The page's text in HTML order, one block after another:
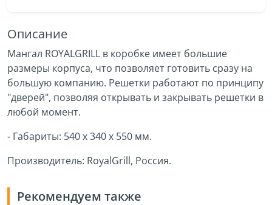
Описание
Мангал ROYALGRILL в коробке имеет большие
размеры корпуса, что позволяет готовить сразу на
большую компанию. Решетки работают по принципу
"дверей", позволяя открывать и закрывать решетки в
любой момент.
- Габариты: 540 х 340 x 550 мм.
Производитель: RoyalGrill, Россия.
Рекомендуем также